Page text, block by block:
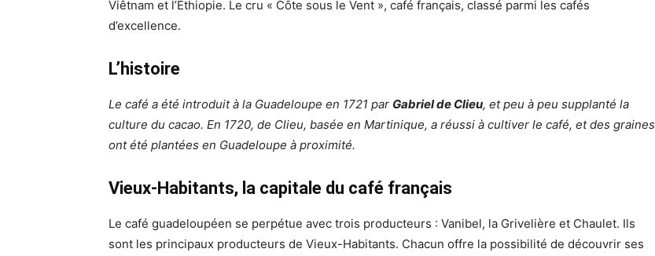
Viêtnam et l’Ethiopie. Le cru « Côte sous le Vent », café français, classé parmi les cafés
d’excellence.
L’histoire
Le café a été introduit à la Guadeloupe en 1721 par Gabriel de Clieu, et peu à peu supplanté la
culture du cacao. En 1720, de Clieu, basée en Martinique, a réussi à cultiver le café, et des graines
ont été plantées en Guadeloupe à proximité.
Vieux-Habitants, la capitale du café français
Le café guadeloupéen se perpétue avec trois producteurs : Vanibel, la Grivelière et Chaulet. Ils
sont les principaux producteurs de Vieux-Habitants. Chacun offre la possibilité de découvrir ses